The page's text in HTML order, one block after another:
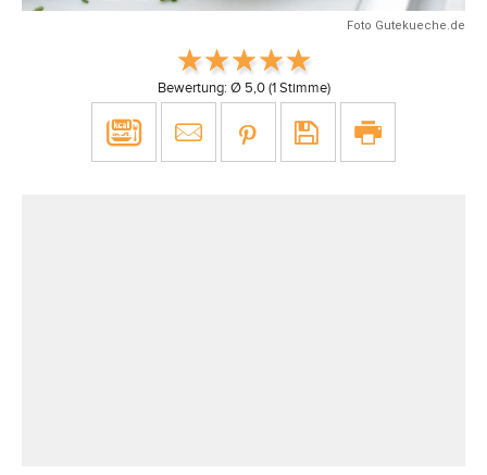
Foto Gutekueche.de
Bewertung: Ø 5,0(1Stimme)